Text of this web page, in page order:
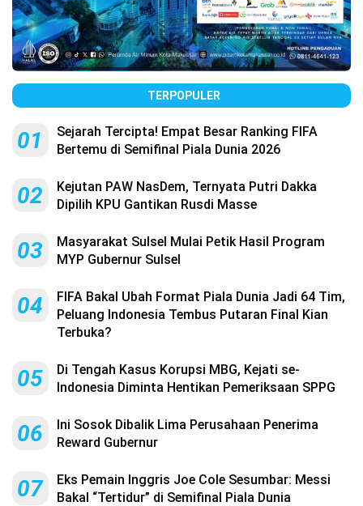
TERPOPULER
01
Sejarah Tercipta! Empat Besar Ranking FIFA
Bertemu di Semifinal Piala Dunia 2026
02
Kejutan PAW NasDem, Ternyata Putri Dakka
Dipilih KPU Gantikan Rusdi Masse
03
Masyarakat Sulsel Mulai Petik Hasil Program
MYP Gubernur Sulsel
04
FIFA Bakal Ubah Format Piala Dunia Jadi 64 Tim,
Peluang Indonesia Tembus Putaran Final Kian
Terbuka?
05
Di Tengah Kasus Korupsi MBG, Kejati se-
Indonesia Diminta Hentikan Pemeriksaan SPPG
06
Ini Sosok Dibalik Lima Perusahaan Penerima
Reward Gubernur
07
Eks Pemain Inggris Joe Cole Sesumbar: Messi
Bakal “Tertidur” di Semifinal Piala Dunia